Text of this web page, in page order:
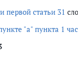
первой статьи 31
"а" пункта 1